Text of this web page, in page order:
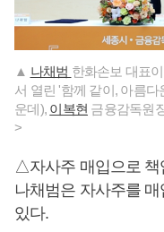
▲ 나채범 한화손보 대표
서 열린 '함께 같이, 아름
운데), 이복현 금융감독원
>
△자사주 매입으로 책
나채범은 자사주를
있다.